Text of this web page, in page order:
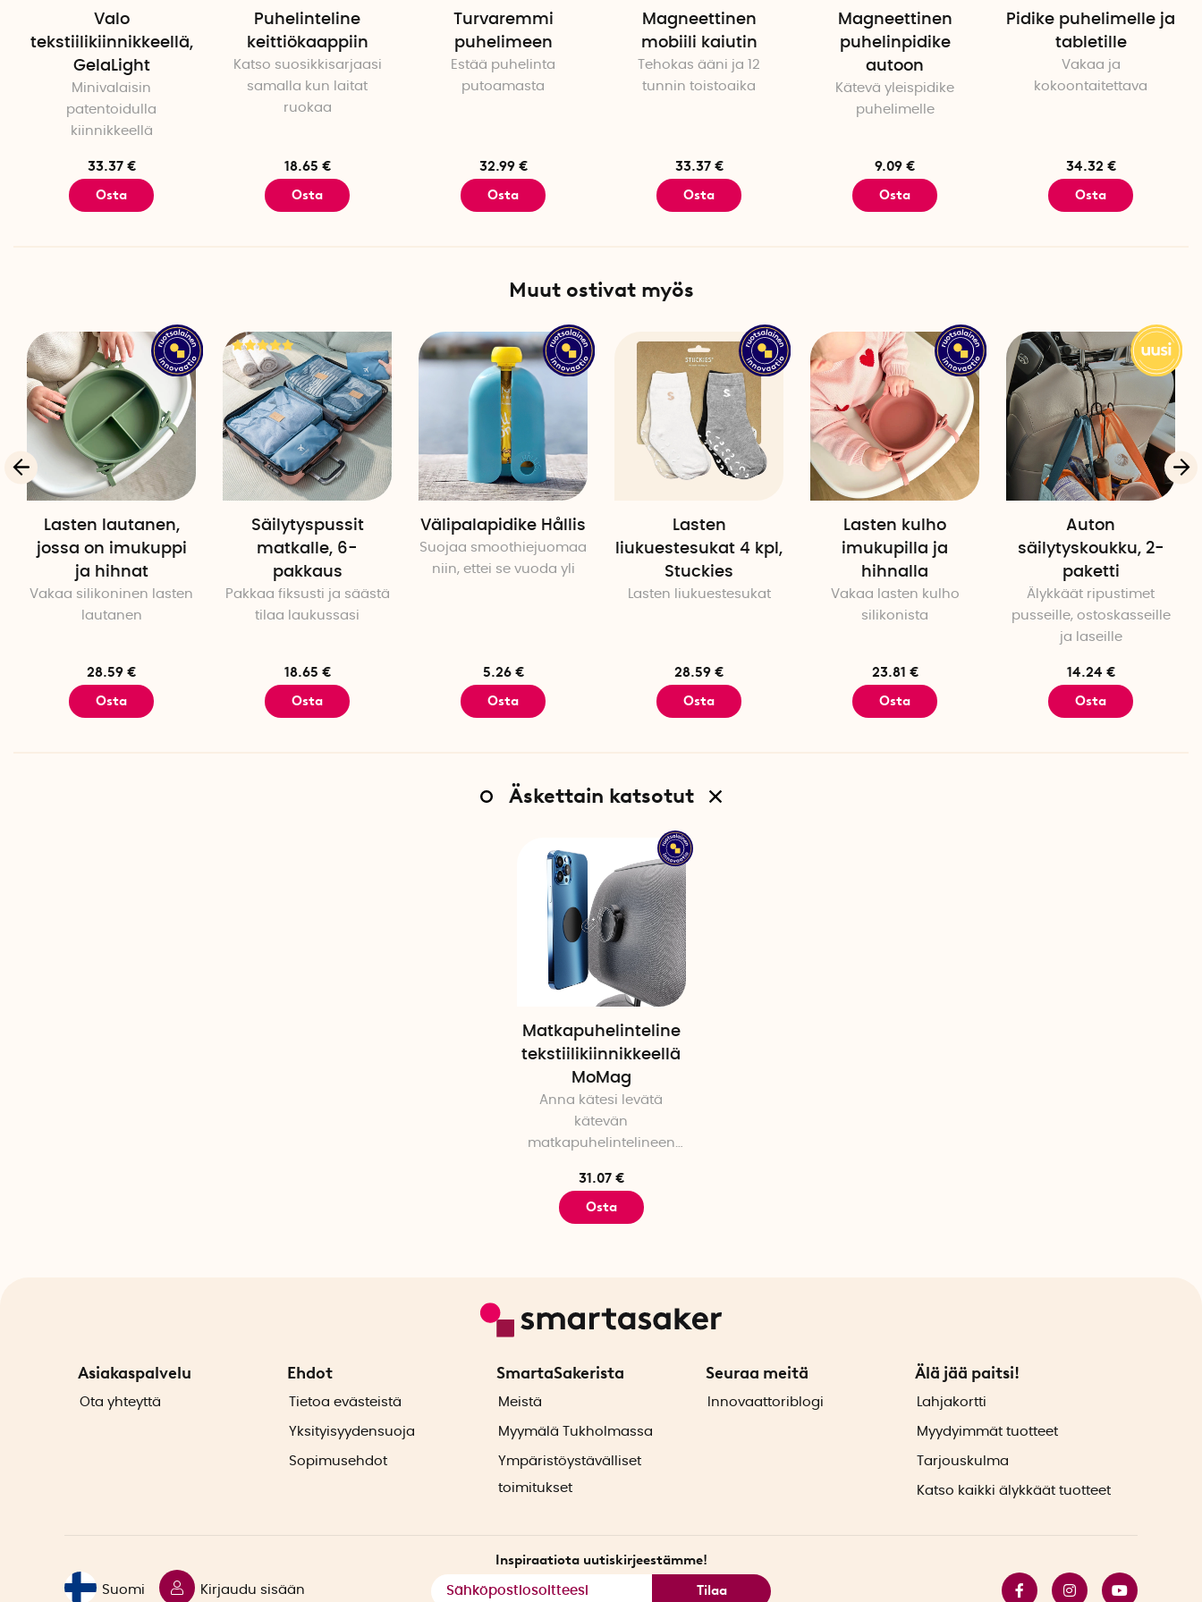
Valo
tekstiilikiinnikkeellä,
GelaLight
Minivalaisin
patentoidulla
kiinnikkeellä
33.37 €
Osta
Puhelinteline
keittiökaappiin
Katso suosikkisarjaasi
samalla kun laitat
ruokaa
18.65 €
Osta
Turvaremmi
puhelimeen
Estää puhelinta
putoamasta
32.99 €
Osta
Magneettinen
mobiili kaiutin
Tehokas ääni ja 12
tunnin toistoaika
33.37 €
Osta
Magneettinen
puhelinpidike
autoon
Kätevä yleispidike
puhelimelle
9.09 €
Osta
Pidike puhelimelle ja
tabletille
Vakaa ja
kokoontaitettava
34.32 €
Osta
Muut ostivat myös
Lasten lautanen,
jossa on imukuppi
ja hihnat
Vakaa silikoninen lasten
lautanen
28.59 €
Osta
Säilytyspussit
matkalle, 6-
pakkaus
Pakkaa fiksusti ja säästä
tilaa laukussasi
18.65 €
Osta
Välipalapidike Hållis
Suojaa smoothiejuomaa
niin, ettei se vuoda yli
5.26 €
Osta
Lasten
liukuestesukat 4 kpl,
Stuckies
Lasten liukuestesukat
28.59 €
Osta
Lasten kulho
imukupilla ja
hihnalla
Vakaa lasten kulho
silikonista
23.81 €
Osta
Auton
säilytyskoukku, 2-
paketti
Älykkäät ripustimet
pusseille, ostoskasseille
ja laseille
14.24 €
Osta
Äskettain katsotut
Matkapuhelinteline
tekstiilikiinnikkeellä
MoMag
Anna kätesi levätä
kätevän
matkapuhelintelineen
31.07 €
Osta
Asiakaspalvelu
Ota yhteyttä
Ehdot
Tietoa evästeistä
Yksityisyydensuoja
Sopimusehdot
SmartaSakerista
Meistä
Myymälä Tukholmassa
Ympäristöystävälliset
toimitukset
Seuraa meitä
Innovaattoriblogi
Älä jää paitsi!
Lahjakortti
Myydyimmät tuotteet
Tarjouskulma
Katso kaikki älykkäät tuotteet
Suomi Kirjaudu sisään
Inspiraatiota uutiskirjeestämme!
Tilaa